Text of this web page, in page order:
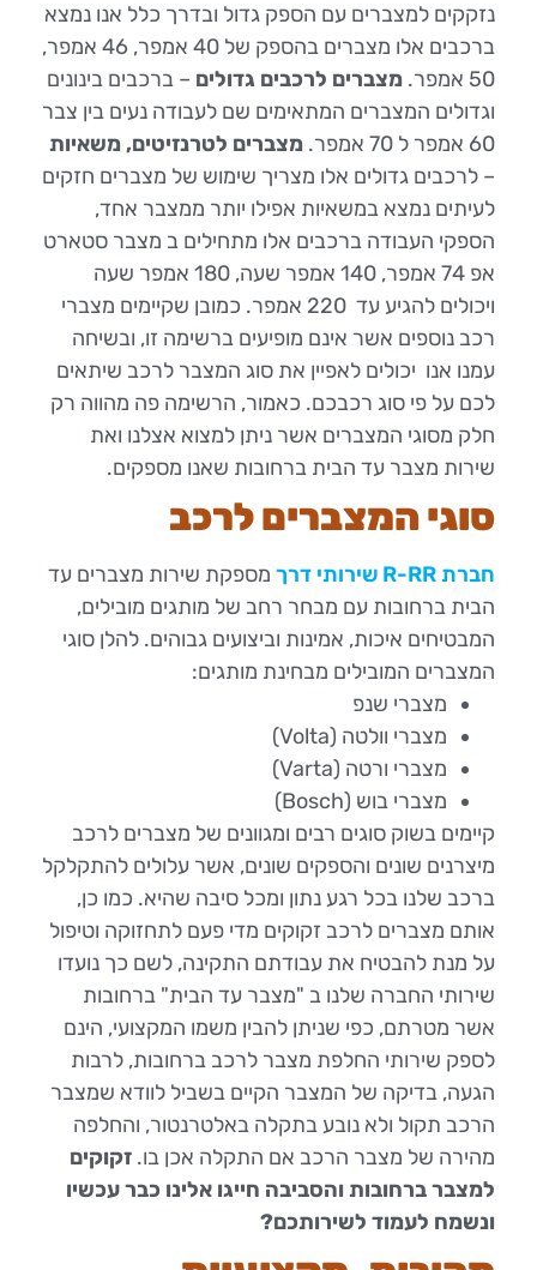
נזקקים למצברים עם הספק גדול ובדרך כלל אנו נמצא
ברכבים אלו מצברים בהספק של 40 אמפר, 46 אמפר,
50 אמפר.
מצברים לרכבים גדולים – ברכבים בינונים
וגדולים המצברים המתאימים שם לעבודה נעים בין צבר
60 אמפר ל 70 אמפר.
מצברים לטרנזיטים, משאיות
– לרכבים גדולים אלו מצריך שימוש של מצברים חזקים
לעיתים נמצא במשאיות אפילו יותר ממצבר אחד,
הספקי העבודה ברכבים אלו מתחילים ב מצבר סטארט
אפ 74 אמפר, 140 אמפר שעה, 180 אמפר שעה
ויכולים להגיע עד 220 אמפר. כמובן שקיימים מצברי
רכב נוספים אשר אינם מופיעים ברשימה זו, ובשיחה
עמנו אנו יכולים לאפיין את סוג המצבר לרכב שיתאים
לכם על פי סוג רכבכם. כאמור, הרשימה פה מהווה רק
חלק מסוגי המצברים אשר ניתן למצוא אצלנו ואת
שירות מצבר עד הבית ברחובות שאנו מספקים.
סוגי המצברים לרכב
חברת R-RR שירותי דרך
מספקת שירות מצברים עד
הבית ברחובות עם מבחר רחב של מותגים מובילים,
המבטיחים איכות, אמינות וביצועים גבוהים. להלן סוגי
המצברים המובילים מבחינת מותגים:
מצברי שנפ
מצברי וולטה (Volta)
מצברי ורטה (Varta)
מצברי בוש (Bosch)
קיימים בשוק סוגים רבים ומגוונים של מצברים לרכב
מיצרנים שונים והספקים שונים, אשר עלולים להתקלקל
ברכב שלנו בכל רגע נתון ומכל סיבה שהיא. כמו כן,
אותם מצברים לרכב זקוקים מדי פעם לתחזוקה וטיפול
על מנת להבטיח את עבודתם התקינה, לשם כך נועדו
שירותי החברה שלנו ב "מצבר עד הבית" ברחובות
אשר מטרתם, כפי שניתן להבין משמו המקצועי, הינם
לספק שירותי החלפת מצבר לרכב ברחובות, לרבות
הגעה, בדיקה של המצבר הקיים בשביל לוודא שמצבר
הרכב תקול ולא נובע בתקלה באלטרנטור, והחלפה
מהירה של מצבר הרכב אם התקלה אכן בו. זקוקים
למצבר ברחובות והסביבה חייגו אלינו כבר עכשיו
ונשמח לעמוד לשירותכם?